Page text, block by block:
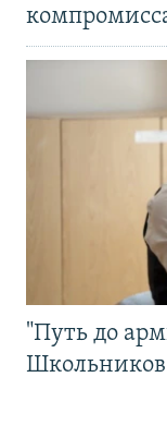
"Путь до
Школьников